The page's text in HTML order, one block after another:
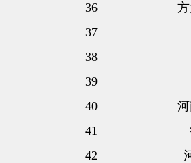
36
37
38
39
40
41
42